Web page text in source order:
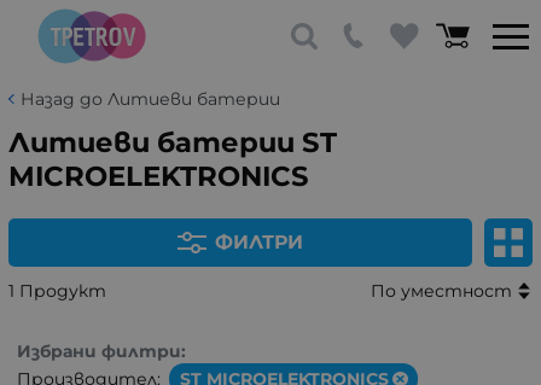
Назад до Литиеви батерии
Литиеви батерии ST
MICROELEKTRONICS
ФИЛТРИ
1 Продукт По уместност
Избрани филтри:
Производител:
ST MICROELEKTRONICS